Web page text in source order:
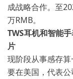
成战略合作。至
万RMB。
TWS耳机和智能
片
现阶段从事感存
要在美国，代表